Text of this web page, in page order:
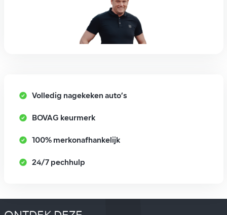
Volledig nagekeken auto’s
BOVAG keurmerk
100% merkonafhankelijk
24/7 pechhulp